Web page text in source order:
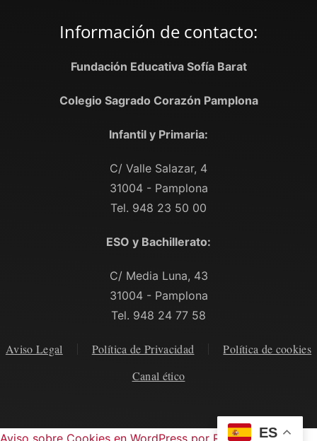
Información de contacto:
Fundación Educativa Sofía Barat
Colegio Sagrado Corazón Pamplona
Infantil y Primaria:
C/ Valle Salazar, 4
31004 - Pamplona
Tel. 948 23 50 00
ESO y Bachillerato:
C/ Media Luna, 43
31004 - Pamplona
Tel. 948 24 77 58
Aviso Legal Política de Privacidad
Política de cookies
Canal ético
ES
Aviso sobre Cookies en WordPress por Real Cookie